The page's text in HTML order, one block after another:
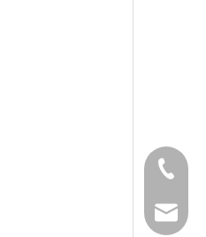
+86 -
+86 -